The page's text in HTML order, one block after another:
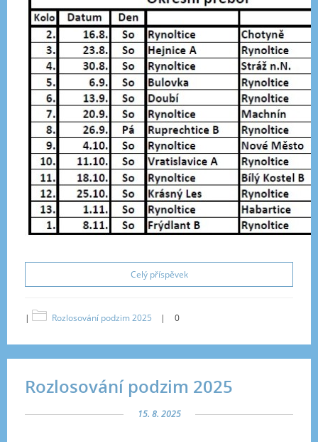
Celý příspěvek
| Rozlosování podzim 2025 | 0
Rozlosování podzim 2025
15. 8. 2025